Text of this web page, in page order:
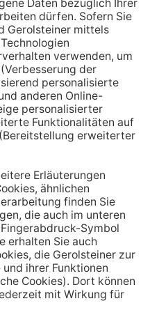
deshalb direkt nach dem
trinken. Stelle dir
direkt ans
sofort
jeder Mahlzeit
mit einem Ereignis.
du außerdem die
Zusätzlich fördert
das Sättigungsgefühl.
auf
Mineralwasser
du deine Getränke mit
dir einfach